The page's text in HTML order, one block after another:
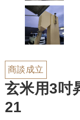
商談成立
玄米用3吋
21